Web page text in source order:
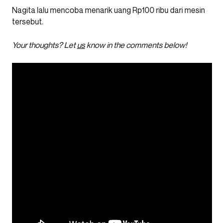
Nagita lalu mencoba menarik uang Rp100 ribu dari mesin
tersebut.
Your thoughts? Letusknow in the comments below!